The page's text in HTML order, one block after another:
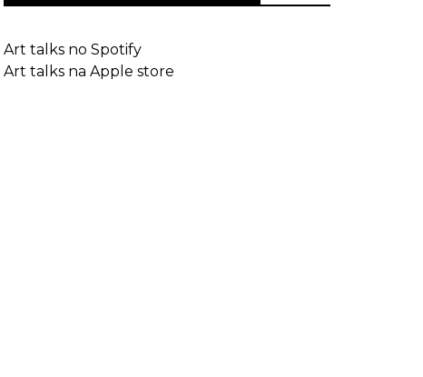
Art talks no Spotify
Art talks na Apple store